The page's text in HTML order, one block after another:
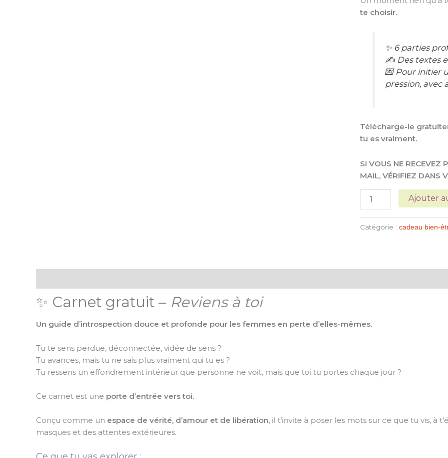
te choisir.
✨ 6 parties
✍️ Des textes
💌 Pour initier
pression, avec
Télécharge-le
tu es vraiment.
SI VOUS NE RECEVEZ
MAIL, VÉRIFIEZ DANS
Ajouter
Catégorie : cadeau bien-
✨ Carnet gratuit – Reviens à toi
Un guide d’introspection douce et profonde pour les femmes en perte d’elles-mêmes.
Tu te sens perdue, déconnectée, vidée de sens ?
Tu avances, mais tu ne sais plus vraiment qui tu es ?
Tu ressens un effondrement intérieur que personne ne voit, mais que toi tu portes chaque jour ?
Ce carnet est une porte d’entrée vers toi.
Conçu comme un espace de vérité, d’amour et de libération, il t’invite à poser les mots sur ce que tu vis, à
masques et des attentes extérieures.